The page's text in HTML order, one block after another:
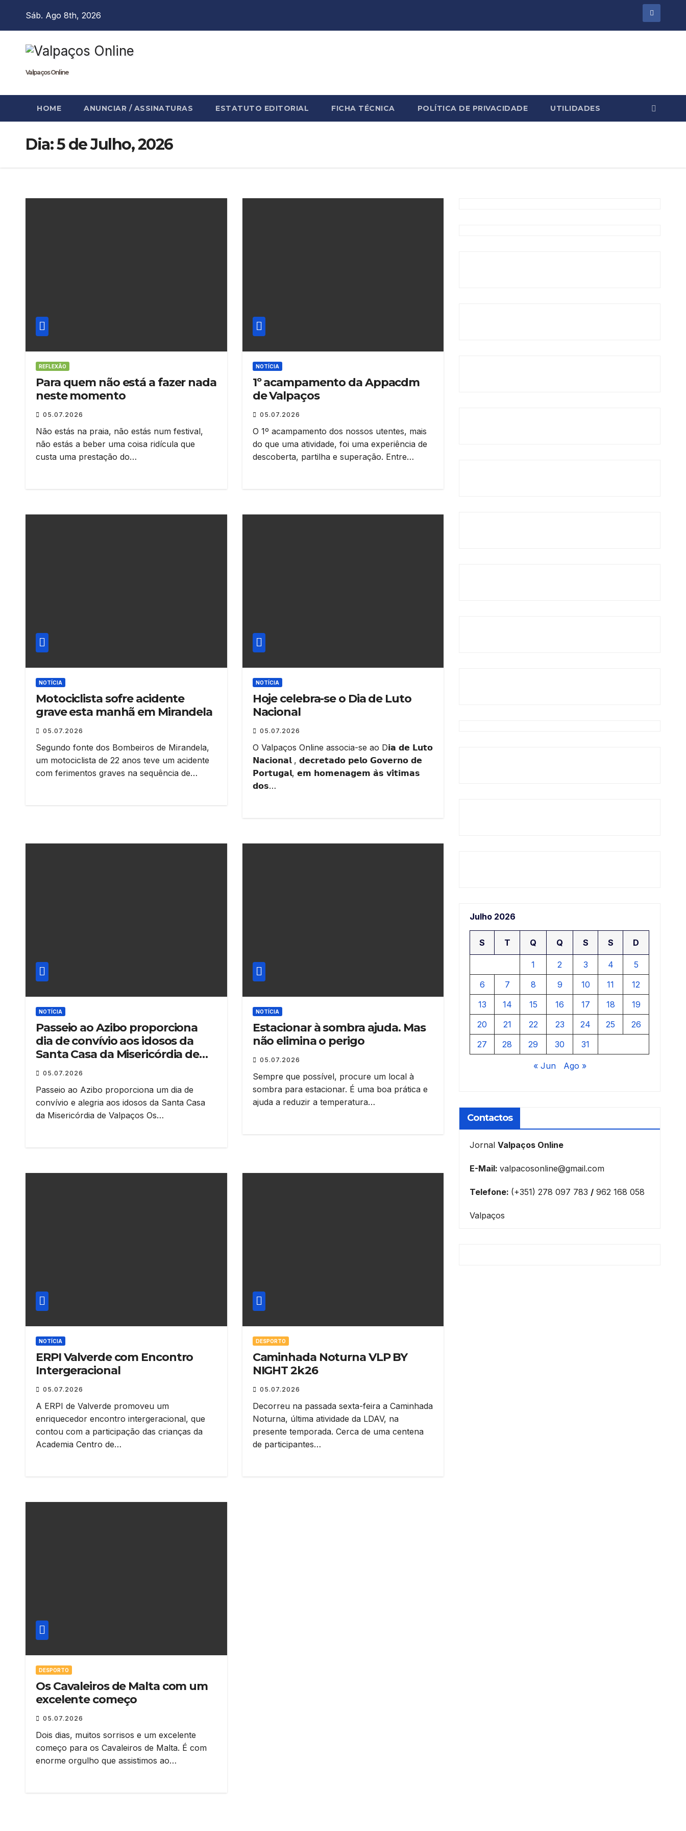
Sáb. Ago 8th, 2026
Valpaços Online
HOME ANUNCIAR / ASSINATURAS ESTATUTO EDITORIAL FICHA TÉCNICA POLÍTICA DE PRIVACIDADE UTILIDADES
Dia:5 de Julho, 2026
REFLEXÃO
Para quem não está a fazer nada
neste momento
05.07.2026
Não estás na praia, não estás num festival,
não estás a beber uma coisa ridícula que
custa uma prestação do…
NOTÍCIA
1º acampamento da Appacdm
de Valpaços
05.07.2026
O 1º acampamento dos nossos utentes, mais
do que uma atividade, foi uma experiência de
descoberta, partilha e superação. Entre…
NOTÍCIA
Motociclista sofre acidente
grave esta manhã em Mirandela
05.07.2026
Segundo fonte dos Bombeiros de Mirandela,
um motociclista de 22 anos teve um acidente
com ferimentos graves na sequência de…
NOTÍCIA
Hoje celebra-se o Dia de Luto
Nacional
05.07.2026
O Valpaços Online associa-se ao D𝗶𝗮 𝗱𝗲 𝗟𝘂𝘁𝗼
𝗡𝗮𝗰𝗶𝗼𝗻𝗮𝗹 , 𝗱𝗲𝗰𝗿𝗲𝘁𝗮𝗱𝗼 𝗽𝗲𝗹𝗼 𝗚𝗼𝘃𝗲𝗿𝗻𝗼 𝗱𝗲
𝗣𝗼𝗿𝘁𝘂𝗴𝗮𝗹, 𝗲𝗺 𝗵𝗼𝗺𝗲𝗻𝗮𝗴𝗲𝗺 𝗮̀𝘀 𝘃𝗶́𝘁𝗶𝗺𝗮𝘀
𝗱𝗼𝘀…
NOTÍCIA
Passeio ao Azibo proporciona
dia de convívio aos idosos da
Santa Casa da Misericórdia de
Valpaços
05.07.2026
Passeio ao Azibo proporciona um dia de
convívio e alegria aos idosos da Santa Casa
da Misericórdia de Valpaços Os…
NOTÍCIA
Estacionar à sombra ajuda. Mas
não elimina o perigo
05.07.2026
Sempre que possível, procure um local à
sombra para estacionar. É uma boa prática e
ajuda a reduzir a temperatura…
NOTÍCIA
ERPI Valverde com Encontro
Intergeracional
05.07.2026
A ERPI de Valverde promoveu um
enriquecedor encontro intergeracional, que
contou com a participação das crianças da
Academia Centro de…
DESPORTO
Caminhada Noturna VLP BY
NIGHT 2k26
05.07.2026
Decorreu na passada sexta-feira a Caminhada
Noturna, última atividade da LDAV, na
presente temporada. Cerca de uma centena
de participantes…
DESPORTO
Os Cavaleiros de Malta com um
excelente começo
05.07.2026
Dois dias, muitos sorrisos e um excelente
começo para os Cavaleiros de Malta. É com
enorme orgulho que assistimos ao…
Julho 2026
S T Q Q S S D
1 2 3 4
5
6
7 8 9 10 11
12
13
14 15 16 17 18
19
20
21 22 23 24 25
26
27
28 29 30 31
« Jun Ago »
Contactos
JornalValpaços Online
E-Mail:valpacosonline@gmail.com
Telefone: (+351) 278 097 783/ 962 168 058
Valpaços